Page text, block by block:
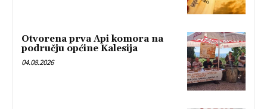
Otvorena prva Api komora na
području općine Kalesija
04.08.2026